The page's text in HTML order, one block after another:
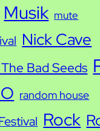
Musik mute
Nick Cave
Bad Seeds
random house
Rock